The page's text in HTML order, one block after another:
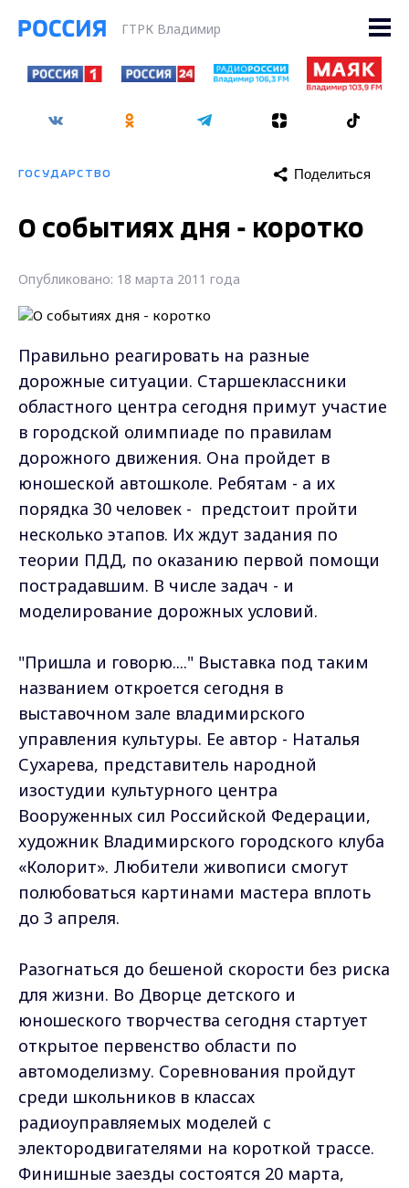
ГТРК Владимир
ГОСУДАРСТВО Поделиться
О событиях дня - коротко
Опубликовано: 18 марта 2011 года
Правильно реагировать на разные
дорожные ситуации. Старшеклассники
областного центра сегодня примут участие
в городской олимпиаде по правилам
дорожного движения. Она пройдет в
юношеской автошколе. Ребятам - а их
порядка 30 человек - предстоит пройти
несколько этапов. Их ждут задания по
теории ПДД, по оказанию первой помощи
пострадавшим. В числе задач - и
моделирование дорожных условий.
"Пришла и говорю...." Выставка под таким
названием откроется сегодня в
выставочном зале владимирского
управления культуры. Ее автор - Наталья
Сухарева, представитель народной
изостудии культурного центра
Вооруженных сил Российской Федерации,
художник Владимирского городского клуба
«Колорит». Любители живописи смогут
полюбоваться картинами мастера вплоть
до 3 апреля.
Разогнаться до бешеной скорости без риска
для жизни. Во Дворце детского и
юношеского творчества сегодня стартует
открытое первенство области по
автомоделизму. Соревнования пройдут
среди школьников в классах
радиоуправляемых моделей с
электородвигателями на короткой трассе.
Финишные заезды состоятся 20 марта,